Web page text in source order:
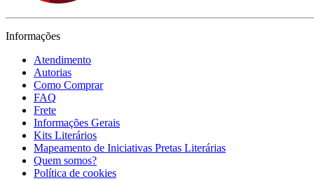
Informações
Atendimento
Autorias
Como Comprar
FAQ
Frete
Informações Gerais
Kits Literários
Mapeamento de Iniciativas Pretas Literárias
Quem somos?
Política de cookies